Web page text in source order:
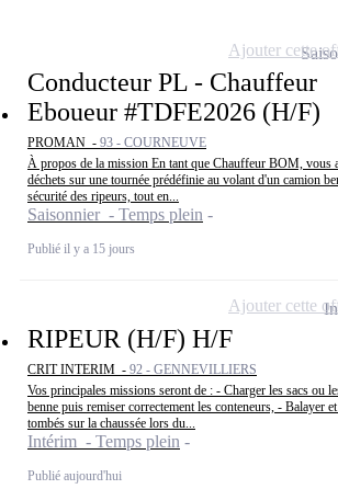
Conducteur PL - Chauffeur
Eboueur #TDFE2026 (H/F)
PROMAN - 93 - COURNEUVE
À propos de la mission En tant que Chauffeur BOM, vous
déchets sur une tournée prédéfinie au volant d'un camion
sécurité des ripeurs, tout en...
Saisonnier - Temps plein
Publié il y a 15 jours
Ajouter cette
RIPEUR (H/F) H/F
CRIT INTERIM - 92 - GENNEVILLIERS
Vos principales missions seront de : - Charger les sacs ou
benne puis remiser correctement les conteneurs, - Balayer
tombés sur la chaussée lors du...
Intérim - Temps plein
Publié aujourd'hui
Ajouter cette